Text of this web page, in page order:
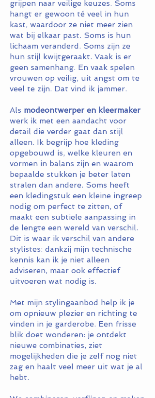
grijpen naar veilige keuzes. Soms
hangt er gewoon té veel in hun
kast, waardoor ze niet meer zien
wat bij elkaar past. Soms is hun
lichaam veranderd. Soms zijn ze
hun stijl kwijtgeraakt. Vaak is er
geen samenhang. En vaak spelen
vrouwen op veilig, uit angst om te
veel te zijn. Dat vind ik jammer.
Als modeontwerper en kleermaker
werk ik met een aandacht voor
detail die verder gaat dan stijl
alleen. Ik begrijp hoe kleding
opgebouwd is, welke kleuren en
vormen in balans zijn en waarom
bepaalde stukken je beter laten
stralen dan andere. Soms heeft
een kledingstuk een kleine ingreep
nodig om perfect te zitten, of
maakt een subtiele aanpassing in
de lengte een wereld van verschil.
Dit is waar ik verschil van andere
stylistes: dankzij mijn technische
kennis kan ik je niet alleen
adviseren, maar ook effectief
uitvoeren wat nodig is.
Met mijn stylingaanbod help ik je
om opnieuw plezier en richting te
vinden in je garderobe. Een frisse
blik doet wonderen: je ontdekt
nieuwe combinaties, ziet
mogelijkheden die je zelf nog niet
zag en haalt veel meer uit wat je al
hebt.